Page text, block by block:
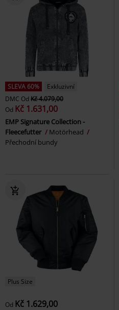
SLEVA 60%
Exkluzivní
DMC Od Kč 4.079,00
Od Kč 1.631,00
EMP Signature Collection -
Fleecefutter
Motörhead
Přechodní bundy
Plus Size
Od Kč 1.629,00